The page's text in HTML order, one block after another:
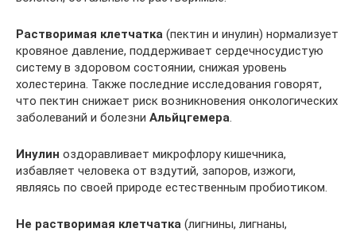
Растворимая клетчатка (пектин и инулин) нормализует
кровяное давление, поддерживает сердечносудистую
систему в здоровом состоянии, снижая уровень
холестерина. Также последние исследования говорят,
что пектин снижает риск возникновения онкологических
заболеваний и болезни Альйцгемера.
Инулин оздоравливает микрофлору кишечника,
избавляет человека от вздутий, запоров, изжоги,
являясь по своей природе естественным пробиотиком.
Не растворимая клетчатка (лигнины, лигнаны,